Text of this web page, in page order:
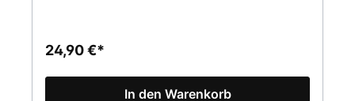
von FM (Federico Mahora).
24,90 €*
In den Warenkorb